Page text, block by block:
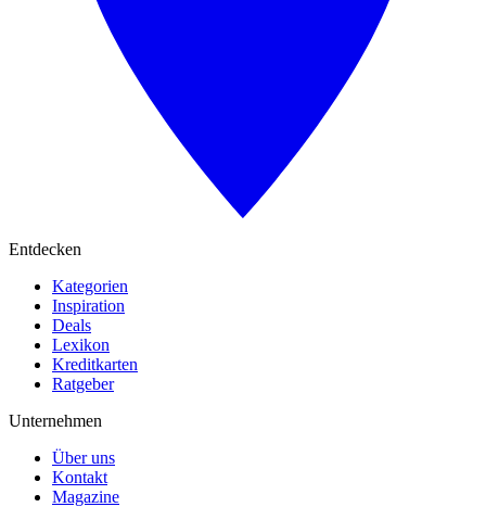
Entdecken
Kategorien
Inspiration
Deals
Lexikon
Kreditkarten
Ratgeber
Unternehmen
Über uns
Kontakt
Magazine